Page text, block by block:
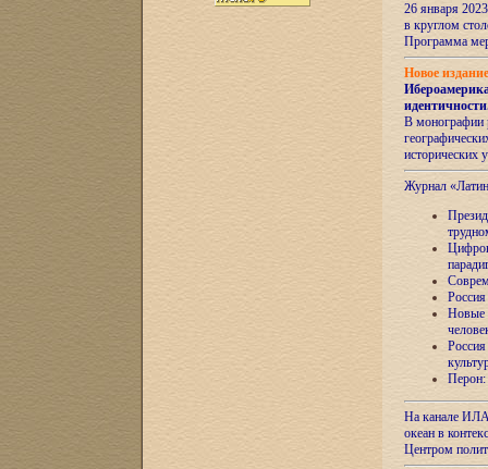
26 января
в круглом
Программа
Новое
идентичности
В монографии
исторических
Журнал
Новые
Перон:
На канале
океан в
Центром